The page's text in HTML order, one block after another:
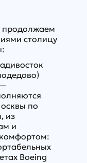
столицу
по
из
и
Boeing